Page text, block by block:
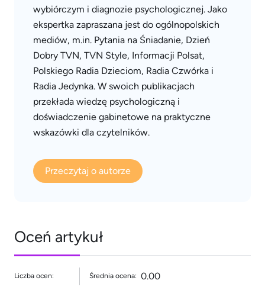
wybiórczym i diagnozie psychologicznej. Jako
ekspertka zapraszana jest do ogólnopolskich
mediów, m.in. Pytania na Śniadanie, Dzień
Dobry TVN, TVN Style, Informacji Polsat,
Polskiego Radia Dzieciom, Radia Czwórka i
Radia Jedynka. W swoich publikacjach
przekłada wiedzę psychologiczną i
doświadczenie gabinetowe na praktyczne
wskazówki dla czytelników.
Przeczytaj o autorze
Oceń artykuł
Liczba ocen: Średnia ocena: 0.00